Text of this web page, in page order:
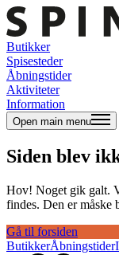
Butikker
Spisesteder
Åbningstider
Aktiviteter
Information
Open main menu
Siden blev
Hov! Noget gik galt.
findes. Den er måske
Gå til forsiden
ButikkerÅbningstider